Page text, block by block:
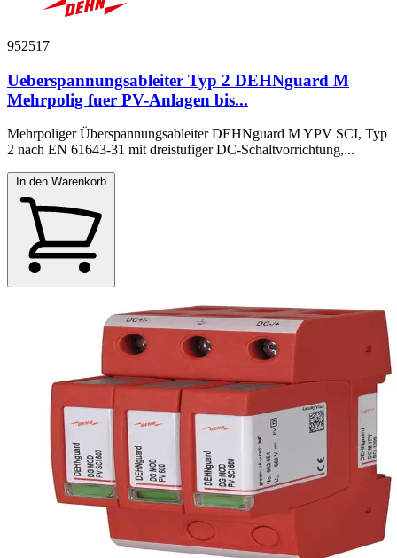
952517
Ueberspannungsableiter Typ 2 DEHNguard M
Mehrpolig fuer PV-Anlagen bis...
Mehrpoliger Überspannungsableiter DEHNguard M YPV SCI, Typ
2 nach EN 61643-31 mit dreistufiger DC-Schaltvorrichtung,...
In den Warenkorb